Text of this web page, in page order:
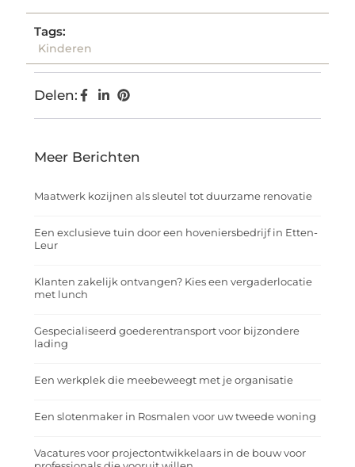
Tags:
Kinderen
Delen:
Meer Berichten
Maatwerk kozijnen als sleutel tot duurzame renovatie
Een exclusieve tuin door een hoveniersbedrijf in Etten-
Leur
Klanten zakelijk ontvangen? Kies een vergaderlocatie
met lunch
Gespecialiseerd goederentransport voor bijzondere
lading
Een werkplek die meebeweegt met je organisatie
Een slotenmaker in Rosmalen voor uw tweede woning
Vacatures voor projectontwikkelaars in de bouw voor